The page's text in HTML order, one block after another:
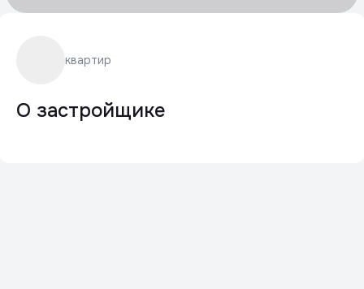
квартир
О застройщике